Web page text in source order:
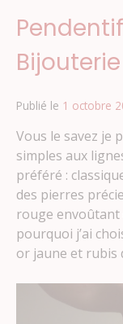
Publié le 1 octobre
Vous le savez je
simples aux
préféré :
des pierres
rouge envoûtant
pourquoi j’ai
or jaune et rubis